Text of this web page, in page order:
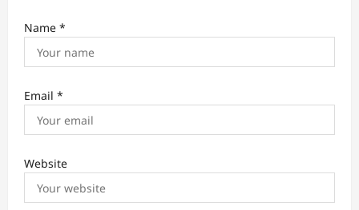
Name *
Email *
Website